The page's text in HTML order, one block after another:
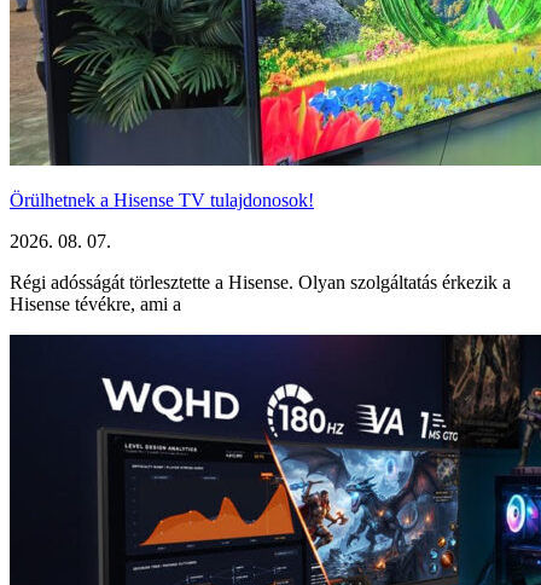
Örülhetnek a Hisense TV tulajdonosok!
2026. 08. 07.
Régi adósságát törlesztette a Hisense. Olyan szolgáltatás érkezik a
Hisense tévékre, ami a